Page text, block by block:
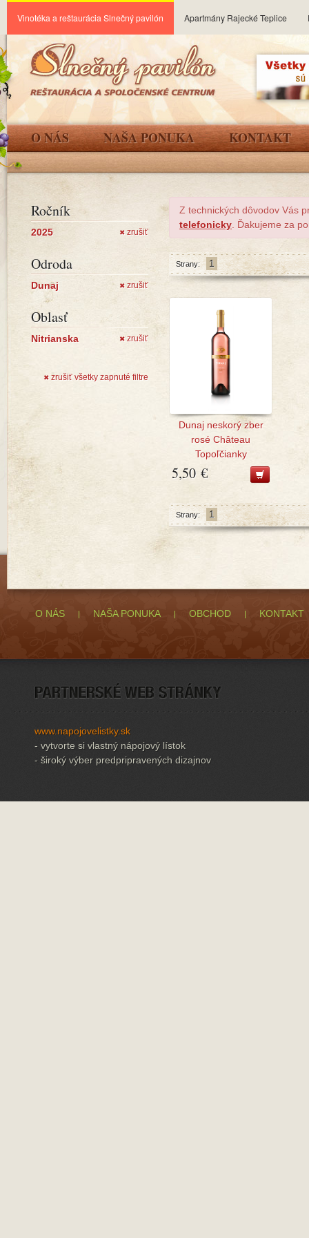
Vinotéka a reštaurácia Slnečný pavilón Apartmány Rajecké Teplice
O NÁS NAŠA PONUKA KONTAKT
Ročník
2025 ✖ zrušiť
Odroda
Dunaj ✖ zrušiť
Oblasť
Nitrianska ✖ zrušiť
✖ zrušiť všetky zapnuté filtre
Z technických dôvodov Vás
telefonicky . Ďakujeme za
Strany: 1
Dunaj neskorý zber
rosé Château
Topoľčianky
5,50 €
Strany: 1
O NÁS NAŠA PONUKA OBCHOD KONTAKT
www.napojovelistky.sk
- vytvorte si vlastný nápojový lístok
- široký výber predpripravených dizajnov